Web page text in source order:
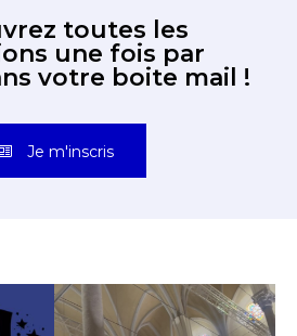
toutes les
une fois par
votre boite mail !
Je m'inscris